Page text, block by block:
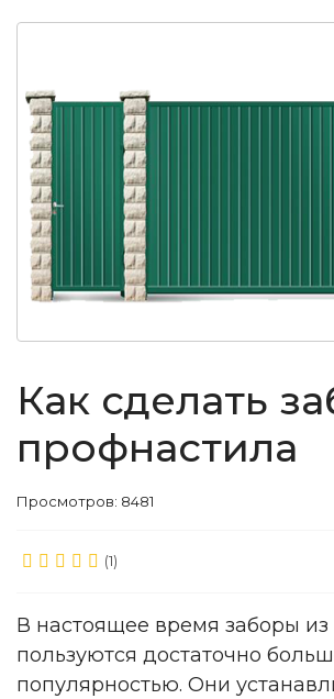
Как сделать
профнастила
Просмотров: 8481
(1)
В настоящее время заборы
пользуются достаточно
популярностью. Они